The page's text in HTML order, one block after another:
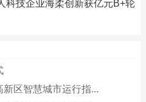
科技企业海柔创新获亿元B+轮
区智慧城市运行指...